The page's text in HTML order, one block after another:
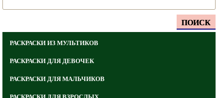
ПОИСК
РАСКРАСКИ ИЗ МУЛЬТИКОВ
РАСКРАСКИ ДЛЯ ДЕВОЧЕК
РАСКРАСКИ ДЛЯ МАЛЬЧИКОВ